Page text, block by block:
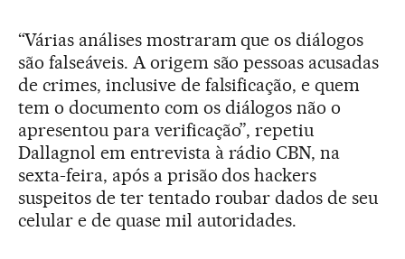
“Várias análises mostraram que os diálogos
são falseáveis. A origem são pessoas acusadas
de crimes, inclusive de falsificação, e quem
tem o documento com os diálogos não o
apresentou para verificação”, repetiu
Dallagnol em entrevista à rádio CBN, na
sexta-feira, após a prisão dos hackers
suspeitos de ter tentado roubar dados de seu
celular e de quase mil autoridades.